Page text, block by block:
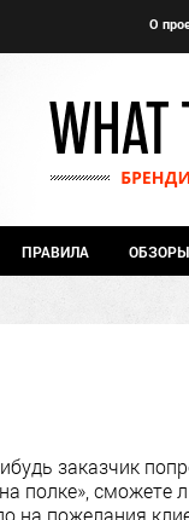
О
ПРАВИЛА ОБЗОРЫ
заказчик
полке», сможете
на пожелания